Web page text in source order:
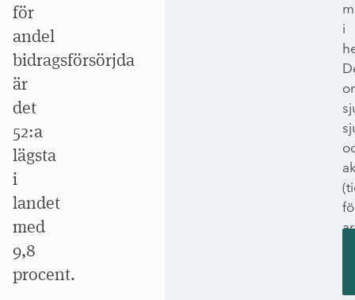
för
andel
bidragsförsörjda
är
det
52:a
lägsta
i
landet
med
9,8
procent.
i